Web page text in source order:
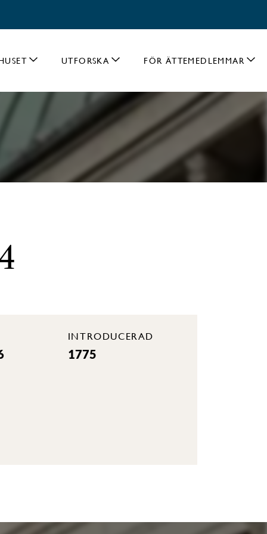
UTFORSKA FÖR ÄTTEMEDLEMMAR
INTRODUCERAD
1775